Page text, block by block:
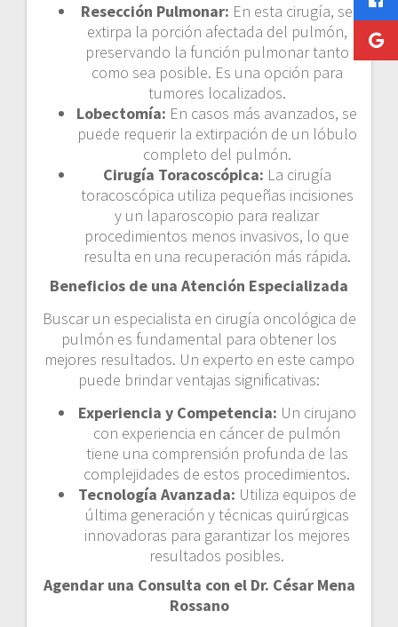
Resección Pulmonar: En esta cirugía, se
extirpa la porción afectada del pulmón,
preservando la función pulmonar tanto
como sea posible. Es una opción para
tumores localizados.
Lobectomía: En casos más avanzados, se
puede requerir la extirpación de un lóbulo
completo del pulmón.
Cirugía Toracoscópica: La cirugía
toracoscópica utiliza pequeñas incisiones
y un laparoscopio para realizar
procedimientos menos invasivos, lo que
resulta en una recuperación más rápida.
Beneficios de una Atención Especializada
Buscar un especialista en cirugía oncológica de
pulmón es fundamental para obtener los
mejores resultados. Un experto en este campo
puede brindar ventajas significativas:
Experiencia y Competencia: Un cirujano
con experiencia en cáncer de pulmón
tiene una comprensión profunda de las
complejidades de estos procedimientos.
Tecnología Avanzada: Utiliza equipos de
última generación y técnicas quirúrgicas
innovadoras para garantizar los mejores
resultados posibles.
Agendar una Consulta con el Dr. César Mena
Rossano